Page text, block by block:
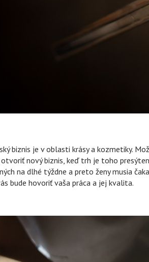
biznis je v oblasti krásy a kozmetiky.
nový biznis, keď trh je toho
na dlhé týždne a preto ženy musia
bude hovoriť vaša práca a jej kvalita.